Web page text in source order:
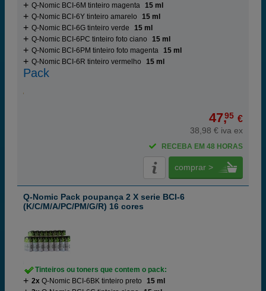
Q-Nomic BCI-6M tinteiro magenta 15 ml
Q-Nomic BCI-6Y tinteiro amarelo
15 ml
Q-Nomic BCI-6G tinteiro verde
15 ml
Q-Nomic BCI-6PC tinteiro foto ciano
15 ml
Q-Nomic BCI-6PM tinteiro foto magenta 15 ml
Q-Nomic BCI-6R tinteiro vermelho
15 ml
Pack
47,95 €
38,98 € iva ex
RECEBA EM 48 HORAS
comprar >
Q-Nomic Pack poupança 2 X serie BCI-6
(K/C/M/A/PC/PM/G/R) 16 cores
Tinteiros ou toners que contem o pack:
2x Q-Nomic BCI-6BK tinteiro preto
15 ml